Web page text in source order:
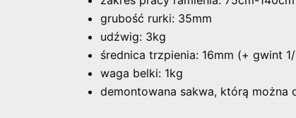
grubość rurki: 35mm
udźwig: 3kg
średnica trzpienia: 16mm (+ gwint 1/
waga belki: 1kg
demontowana sakwa, którą można